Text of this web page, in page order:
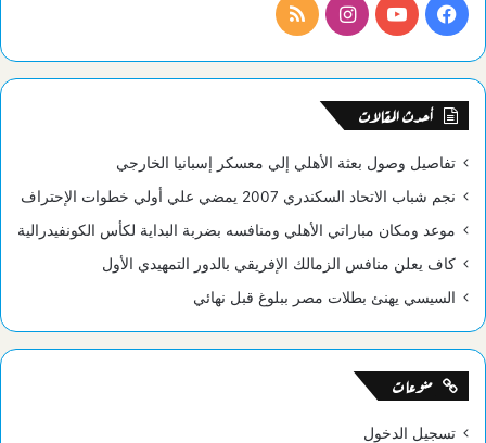
فيسبوكيوتيوبانستقرامملخص
الموقع
أحدث المقالات
تفاصيل وصول بعثة الأهلي إلي معسكر إسبانيا الخارجي
نجم شباب الاتحاد السكندري 2007 يمضي علي أولي خطوات الإحتراف
موعد ومكان مباراتي الأهلي ومنافسه بضربة البداية لكأس الكونفيدرالية
كاف يعلن منافس الزمالك الإفريقي بالدور التمهيدي الأول
السيسي يهنئ بطلات مصر ببلوغ قبل نهائي
منوعات
تسجيل الدخول